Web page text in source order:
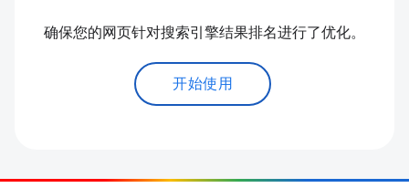
确保您的网页针对搜索引擎结果排名进行了优化。
开始使用